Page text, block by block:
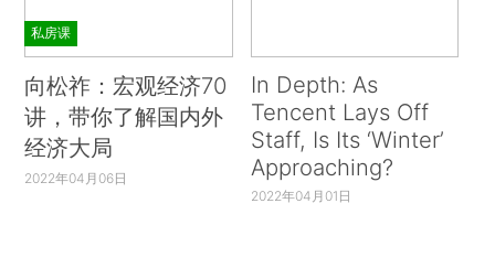
私房课
向松祚：宏观经济70
讲，带你了解国内外
经济大局
2022年04月06日
In Depth: As
Tencent Lays Off
Staff, Is Its ‘Winter’
Approaching?
2022年04月01日